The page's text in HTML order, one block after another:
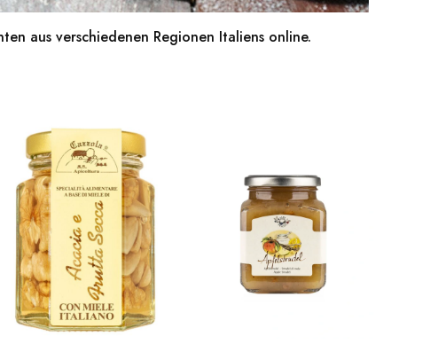
aus verschiedenen Regionen Italiens online.